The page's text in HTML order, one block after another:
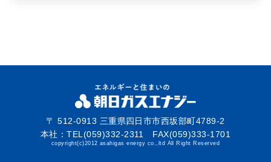
〒 512-0913 三重県四日市市西坂部町4789-2
本社：TEL(059)332-2311 FAX(059)333-1701
copyright(c)2012 asahigas energy co.,ltd All Right Reserved